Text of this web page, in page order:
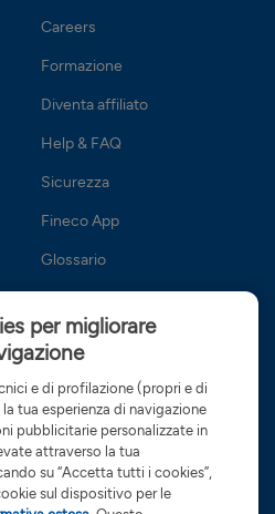
Careers
Formazione
Diventa affiliato
Help & FAQ
Sicurezza
Fineco App
Glossario
Reclami e ricorsi
Servizi di investimento
per migliorare
e di profilazione (propri e di
tua esperienza di navigazione
pubblicitarie personalizzate in
attraverso la tua
su “Accetta tutti i cookies”,
sul dispositivo per le